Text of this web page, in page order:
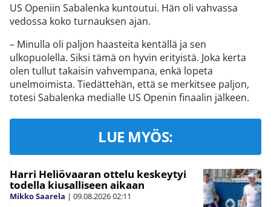
US Openiin Sabalenka kuntoutui. Hän oli vahvassa
vedossa koko turnauksen ajan.
– Minulla oli paljon haasteita kentällä ja sen
ulkopuolella. Siksi tämä on hyvin erityistä. Joka kerta
olen tullut takaisin vahvempana, enkä lopeta
unelmoimista. Tiedättehän, että se merkitsee paljon,
totesi Sabalenka medialle US Openin finaalin jälkeen.
LUE MYÖS:
Harri Heliövaaran ottelu keskeytyi
todella kiusalliseen aikaan
Mikko Saarela | 09.08.202602:11